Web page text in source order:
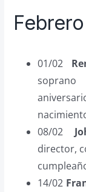
Febrero
01/02
soprano
08/02
director,
14/02